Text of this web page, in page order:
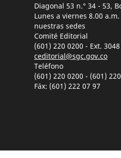
Diagonal 53 n.° 34 - 53,
Lunes a viernes 8.00
nuestras sedes
Comité Editorial
(601) 220 0200 - Ext.
ceditorial@sgc.gov.co
Teléfono
(601) 220 0200 - (601)
Fáx: (601) 222 07 97